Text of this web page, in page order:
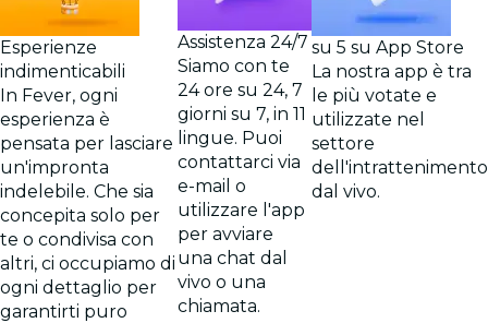
Esperienze
indimenticabili
In Fever, ogni
esperienza è
pensata per lasciare
un'impronta
indelebile. Che sia
concepita solo per
te o condivisa con
altri, ci occupiamo di
ogni dettaglio per
garantirti puro
Assistenza 24/7
Siamo con te
24 ore su 24, 7
giorni su 7, in 11
lingue. Puoi
contattarci via
e-mail o
utilizzare l'app
per avviare
una chat dal
vivo o una
chiamata.
su 5 su App Store
La nostra app è tra
le più votate e
utilizzate nel
settore
dell'intrattenimento
dal vivo.